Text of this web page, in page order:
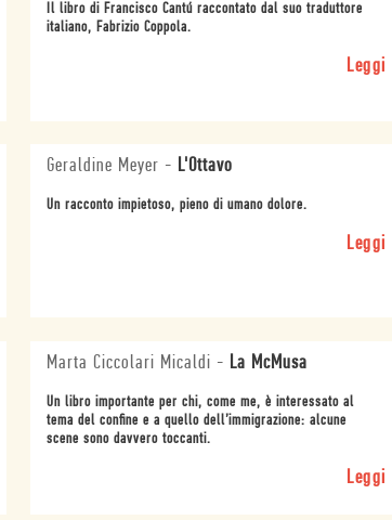
Il libro di Francisco Cantú raccontato dal suo traduttore
italiano, Fabrizio Coppola.
Leggi
Geraldine Meyer - L'Ottavo
Un racconto impietoso, pieno di umano dolore.
Leggi
Marta Ciccolari Micaldi - La McMusa
Un libro importante per chi, come me, è interessato al
tema del conﬁne e a quello dell’immigrazione: alcune
scene sono davvero toccanti.
Leggi